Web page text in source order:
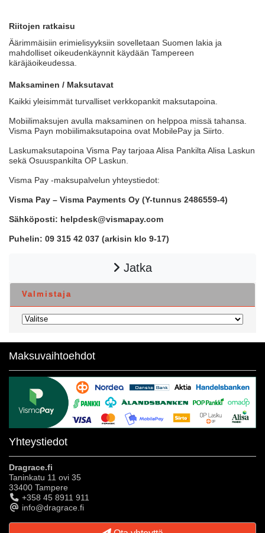
Riitojen ratkaisu
Äärimmäisiin erimielisyyksiin sovelletaan Suomen lakia ja
mahdolliset oikeudenkäynnit käydään Tampereen
käräjäoikeudessa.
Maksaminen / Maksutavat
Kaikki yleisimmät turvalliset verkkopankit maksutapoina.
Mobiilimaksujen avulla maksaminen on helppoa missä tahansa.
Visma Payn mobiilimaksutapoina ovat MobilePay ja Siirto.
Laskumaksutapoina Visma Pay tarjoaa Alisa Pankilta Alisa Laskun
sekä Osuuspankilta OP Laskun.
Visma Pay -maksupalvelun yhteystiedot:
Visma Pay – Visma Payments Oy (Y-tunnus 2486559-4)
Sähköposti: helpdesk@vismapay.com
Puhelin: 09 315 42 037 (arkisin klo 9-17)
Jatka
Valmistaja
Maksuvaihtoehdot
Yhteystiedot
Dragrace.fi
Taninkatu 11 ovi 35
33400 Tampere
+358 45 8911 911
info@dragrace.fi